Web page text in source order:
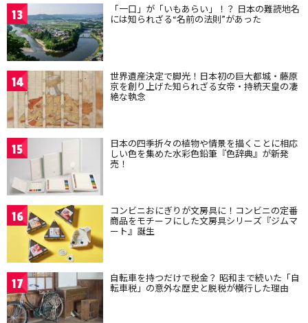
13 「一口」が「いもあらい」！？ 日本の難読地名
には知られざる“名前の法則”があった
14 世界遺産決定で脚光！日本初の巨大都城・藤原
京を創り上げた知られざる女帝・持統天皇の凄
絶な執念
15 日本の四季折々の植物や情景を描くことに相応
しい色を集めた水彩色鉛筆『色辞典』が新発
売！
16 コンビニおにぎりが文房具に！コンビニの定番
商品をモチーフにした文房具シリーズ『ジムマ
ート』誕生
17 自転車を持つだけで税金？ 昭和まで続いた「自
転車税」の意外な歴史と脱税が横行した理由